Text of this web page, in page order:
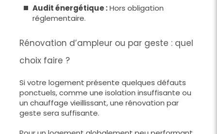
Audit énergétique :Hors obligation
réglementaire.
Rénovation d’ampleur ou par geste : quel
choix faire ?
Si votre logement présente quelques défauts
ponctuels, comme une isolation insuffisante ou
un chauffage vieillissant, une rénovation par
geste sera suffisante.